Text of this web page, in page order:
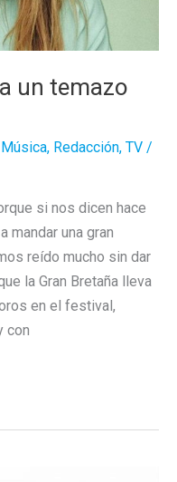
un temazo
Música, Redacción, TV /
si nos dicen hace
mandar una gran
reído mucho sin dar
la Gran Bretaña lleva
en el festival,
con